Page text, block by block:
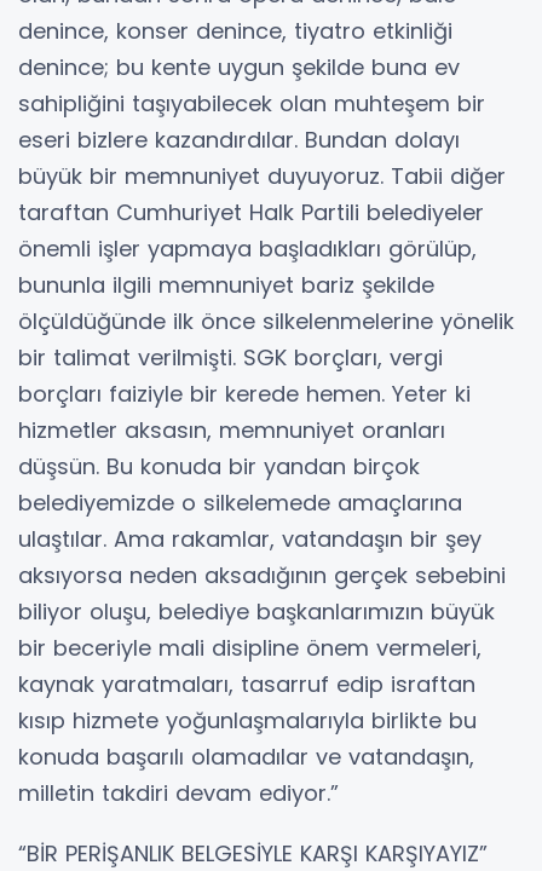
denince, konser denince, tiyatro etkinliği
denince; bu kente uygun şekilde buna ev
sahipliğini taşıyabilecek olan muhteşem bir
eseri bizlere kazandırdılar. Bundan dolayı
büyük bir memnuniyet duyuyoruz. Tabii diğer
taraftan Cumhuriyet Halk Partili belediyeler
önemli işler yapmaya başladıkları görülüp,
bununla ilgili memnuniyet bariz şekilde
ölçüldüğünde ilk önce silkelenmelerine yönelik
bir talimat verilmişti. SGK borçları, vergi
borçları faiziyle bir kerede hemen. Yeter ki
hizmetler aksasın, memnuniyet oranları
düşsün. Bu konuda bir yandan birçok
belediyemizde o silkelemede amaçlarına
ulaştılar. Ama rakamlar, vatandaşın bir şey
aksıyorsa neden aksadığının gerçek sebebini
biliyor oluşu, belediye başkanlarımızın büyük
bir beceriyle mali disipline önem vermeleri,
kaynak yaratmaları, tasarruf edip israftan
kısıp hizmete yoğunlaşmalarıyla birlikte bu
konuda başarılı olamadılar ve vatandaşın,
milletin takdiri devam ediyor.”
“BİR PERİŞANLIK BELGESİYLE KARŞI KARŞIYAYIZ”